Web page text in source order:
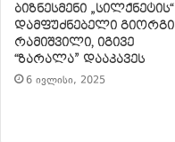
ბიზნესმენი „სილქნეტის“
დამფუძნებელი გიორგი
რამიშვილი, იგივე
“ზარალა” დააკავეს
6 ივლისი, 2025